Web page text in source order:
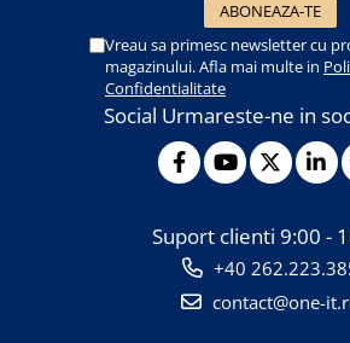
Vreau sa primesc newsletter cu
magazinului. Afla mai multe in
Confidentialitate
Social Urmareste-ne in
Suport clienti 9:00 -
+40
contact@one-